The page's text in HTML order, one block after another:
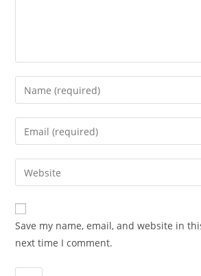
Enter
your
name
comment
Enter
your
email
address
comment
Enter
your
website
URL
(optional)
Save my name, email, and website in
next time I comment.